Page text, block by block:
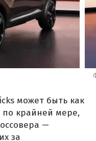
может быть как
крайней мере,
—
за